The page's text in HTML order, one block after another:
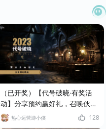
（已开奖）【代号破晓·有奖活
动】分享预约赢好礼，召唤伙伴
并肩作战！
热心运营游小侠 128